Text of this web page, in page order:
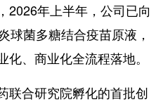
2026年上半年，公司已向
球菌多糖结合疫苗原液，
、商业化全流程落地。
合研究院孵化的首批创